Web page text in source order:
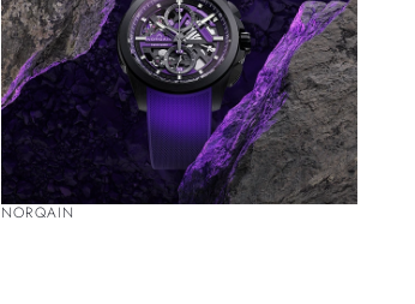
NORQAIN